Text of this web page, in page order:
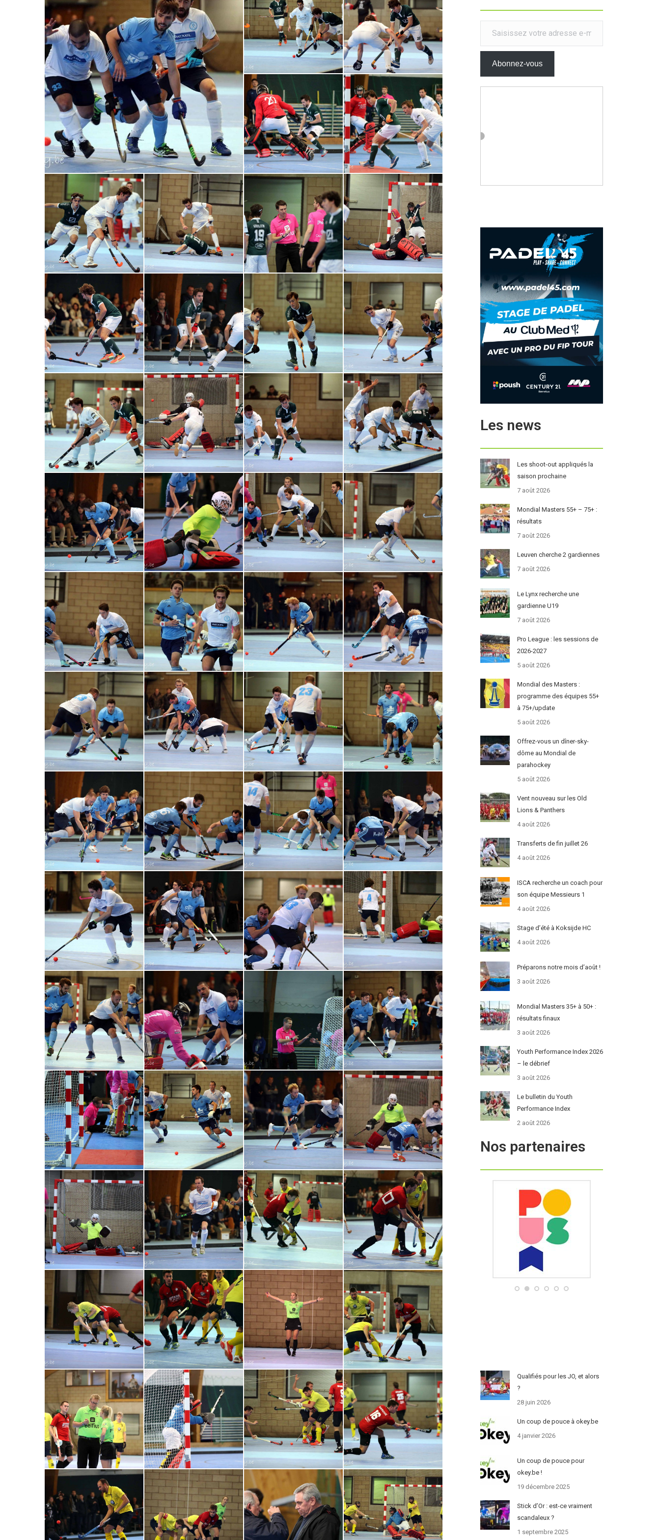
Saisissez votre adresse e-mail…
Abonnez-vous
Les news
Les shoot-out appliqués la
saison prochaine
7 août 2026
Mondial Masters 55+ – 75+ :
résultats
7 août 2026
Leuven cherche 2 gardiennes
7 août 2026
Le Lynx recherche une
gardienne U19
7 août 2026
Pro League : les sessions de
2026-2027
5 août 2026
Mondial des Masters :
programme des équipes 55+
à 75+/update
5 août 2026
Offrez-vous un dîner-sky-
dôme au Mondial de
parahockey
5 août 2026
Vent nouveau sur les Old
Lions & Panthers
4 août 2026
Transferts de fin juillet 26
4 août 2026
ISCA recherche un coach pour
son équipe Messieurs 1
4 août 2026
Stage d’été à Koksijde HC
4 août 2026
Préparons notre mois d’août !
3 août 2026
Mondial Masters 35+ à 50+ :
résultats finaux
3 août 2026
Youth Performance Index 2026
– le débrief
3 août 2026
Le bulletin du Youth
Performance Index
2 août 2026
Nos partenaires
Qualifiés pour les JO, et alors
?
28 juin 2026
Un coup de pouce à okey.be
4 janvier 2026
Un coup de pouce pour
okey.be !
19 décembre 2025
Stick d’Or : est-ce vraiment
scandaleux ?
1 septembre 2025